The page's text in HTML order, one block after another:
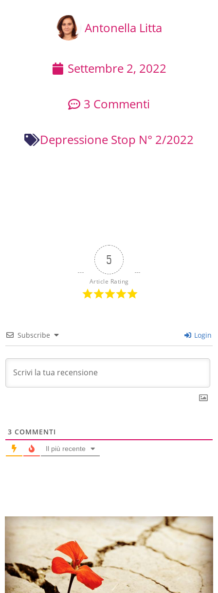
Antonella Litta
Settembre 2, 2022
3 Commenti
Depressione Stop N° 2/2022
5
Article Rating
Subscribe Login
3 COMMENTI
Il più recente